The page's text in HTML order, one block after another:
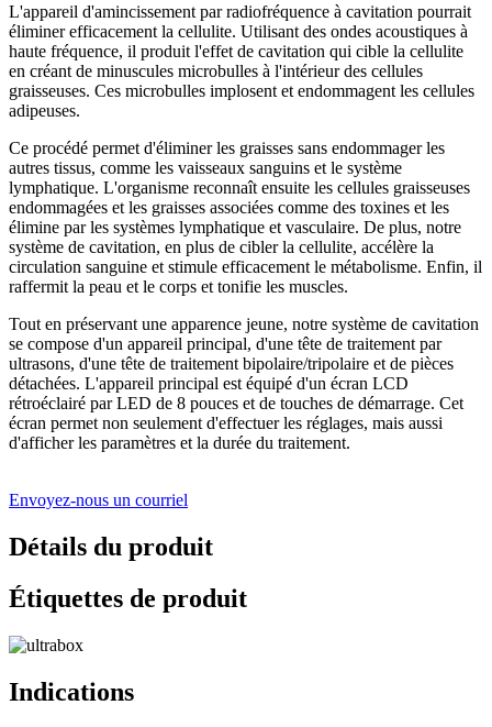
L'appareil d'amincissement par radiofréquence à cavitation pourrait
éliminer efficacement la cellulite. Utilisant des ondes acoustiques à
haute fréquence, il produit l'effet de cavitation qui cible la cellulite
en créant de minuscules microbulles à l'intérieur des cellules
graisseuses. Ces microbulles implosent et endommagent les cellules
adipeuses.
Ce procédé permet d'éliminer les graisses sans endommager les
autres tissus, comme les vaisseaux sanguins et le système
lymphatique. L'organisme reconnaît ensuite les cellules graisseuses
endommagées et les graisses associées comme des toxines et les
élimine par les systèmes lymphatique et vasculaire. De plus, notre
système de cavitation, en plus de cibler la cellulite, accélère la
circulation sanguine et stimule efficacement le métabolisme. Enfin, il
raffermit la peau et le corps et tonifie les muscles.
Tout en préservant une apparence jeune, notre système de cavitation
se compose d'un appareil principal, d'une tête de traitement par
ultrasons, d'une tête de traitement bipolaire/tripolaire et de pièces
détachées. L'appareil principal est équipé d'un écran LCD
rétroéclairé par LED de 8 pouces et de touches de démarrage. Cet
écran permet non seulement d'effectuer les réglages, mais aussi
d'afficher les paramètres et la durée du traitement.
Envoyez-nous un courriel
Détails du produit
Étiquettes de produit
Indications